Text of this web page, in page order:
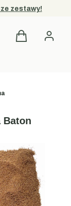
zestawy!
Produkty w
Baton